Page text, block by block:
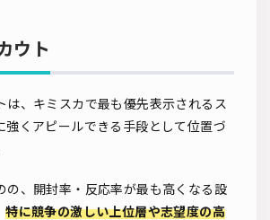
ウト
は、キミスカで最も優先表示されるス
強くアピールできる手段として位置づ
の、開封率・反応率が最も高くなる設
特に競争の激しい上位層や志望度の高